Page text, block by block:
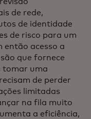
de rede,
de identidade
de risco para um
então acesso a
que fornece
tomar uma
de perder
limitadas
na fila muito
a eficiência,